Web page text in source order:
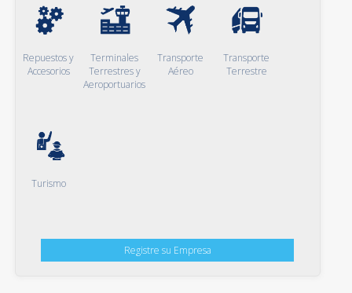
Repuestos y
Accesorios
Terminales
Terrestres y
Aeroportuarios
Transporte
Aéreo
Transporte
Terrestre
Turismo
Registre su Empresa